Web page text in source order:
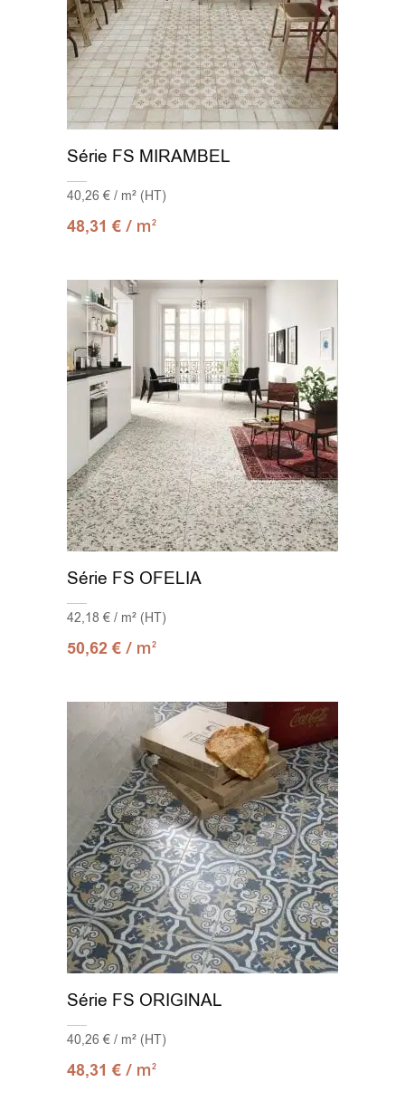
Série FS MIRAMBEL
40,26 € / m² (HT)
48,31€ / m2
Série FS OFELIA
42,18 € / m² (HT)
50,62€ / m2
Série FS ORIGINAL
40,26 € / m² (HT)
48,31€ / m2